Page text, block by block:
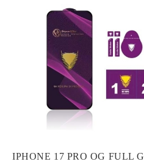
IPHONE 17 PRO OG FULL